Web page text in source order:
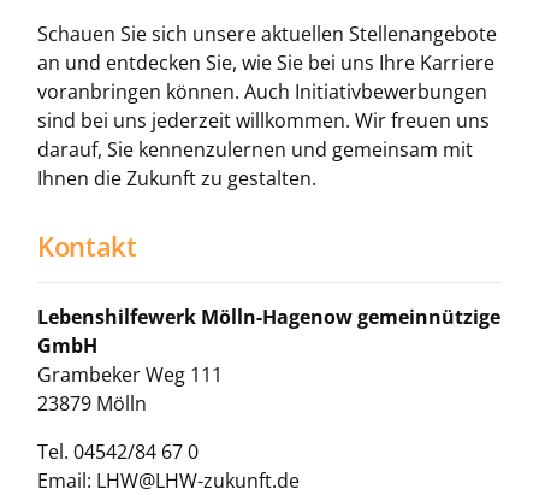
Schauen Sie sich unsere aktuellen Stellenangebote
an und entdecken Sie, wie Sie bei uns Ihre Karriere
voranbringen können. Auch Initiativbewerbungen
sind bei uns jederzeit willkommen. Wir freuen uns
darauf, Sie kennenzulernen und gemeinsam mit
Ihnen die Zukunft zu gestalten.
Kontakt
Lebenshilfewerk Mölln-Hagenow gemeinnützige
GmbH
Grambeker Weg 111
23879 Mölln
Tel. 04542/84 67 0
Email: LHW@LHW-zukunft.de